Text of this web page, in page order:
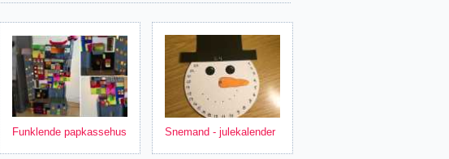
Funklende papkassehus Snemand - julekalender